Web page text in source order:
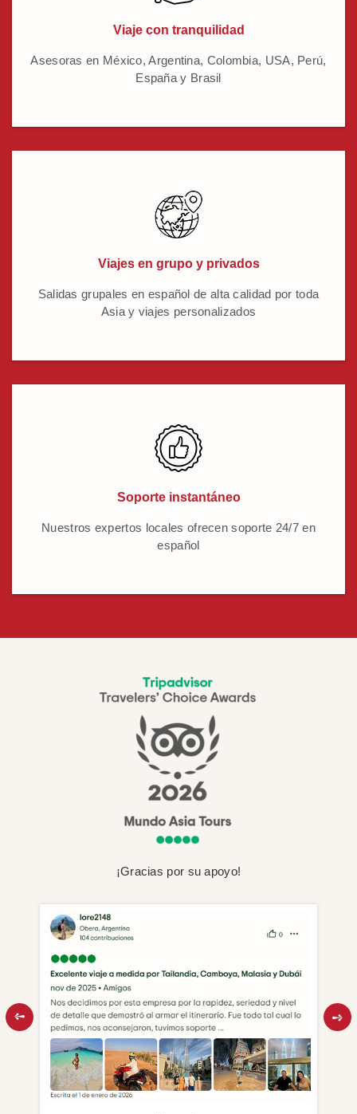
Viaje con tranquilidad
Asesoras en México, Argentina, Colombia, USA, Perú,
España y Brasil
Viajes en grupo y privados
Salidas grupales en español de alta calidad por toda
Asia y viajes personalizados
Soporte instantáneo
Nuestros expertos locales ofrecen soporte 24/7 en
español
¡Gracias por su apoyo!